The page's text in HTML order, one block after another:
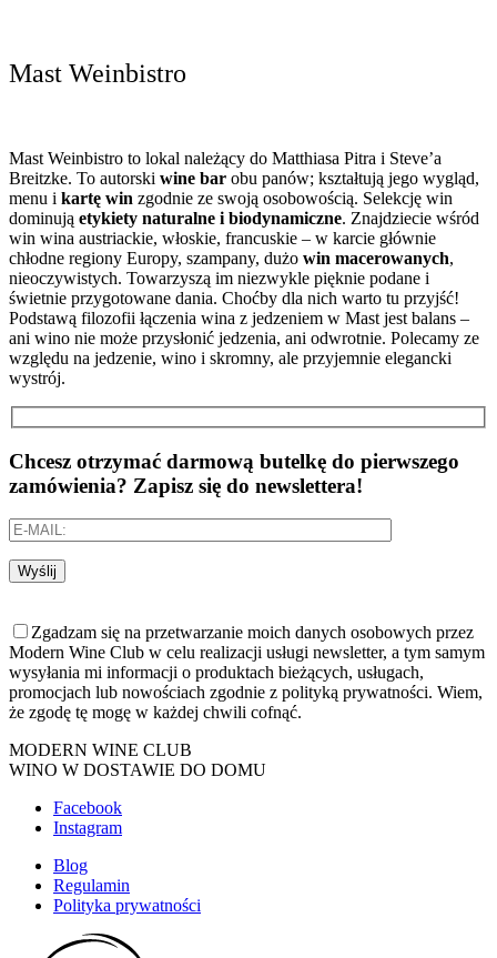
Mast Weinbistro
Mast Weinbistro to lokal należący do Matthiasa Pitra i Steve’a
Breitzke. To autorski wine bar obu panów; kształtują jego wygląd,
menu i kartę win zgodnie ze swoją osobowością. Selekcję win
dominują etykiety naturalne i biodynamiczne. Znajdziecie wśród
win wina austriackie, włoskie, francuskie – w karcie głównie
chłodne regiony Europy, szampany, dużo win macerowanych,
nieoczywistych. Towarzyszą im niezwykle pięknie podane i
świetnie przygotowane dania. Choćby dla nich warto tu przyjść!
Podstawą filozofii łączenia wina z jedzeniem w Mast jest balans –
ani wino nie może przysłonić jedzenia, ani odwrotnie. Polecamy ze
względu na jedzenie, wino i skromny, ale przyjemnie elegancki
wystrój.
Chcesz otrzymać darmową butelkę do pierwszego
zamówienia? Zapisz się do newslettera!
Wyślij
Zgadzam się na przetwarzanie moich danych osobowych przez
Modern Wine Club w celu realizacji usługi newsletter, a tym samym
wysyłania mi informacji o produktach bieżących, usługach,
promocjach lub nowościach zgodnie z polityką prywatności. Wiem,
że zgodę tę mogę w każdej chwili cofnąć.
MODERN WINE CLUB
WINO W DOSTAWIE DO DOMU
Facebook
Instagram
Blog
Regulamin
Polityka prywatności